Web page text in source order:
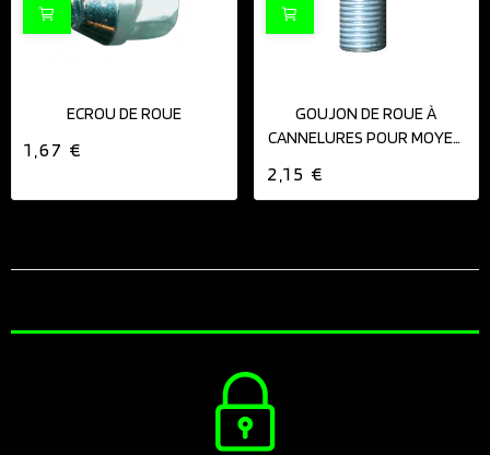
ECROU DE ROUE
1,67 €
GOUJON DE ROUE À
CANNELURES POUR MOYEU
2,15 €